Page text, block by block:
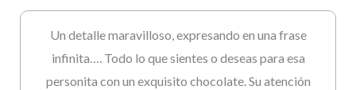
Un detalle maravilloso, expresando en una frase
infinita…. Todo lo que sientes o deseas para esa
personita con un exquisito chocolate. Su atención